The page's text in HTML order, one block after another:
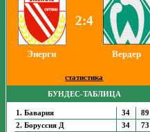
2:4
Энерги Вердер
статистика
БУНДЕС-ТАБЛИЦА
1. Бавария 34
89
2. Боруссия Д
34
73